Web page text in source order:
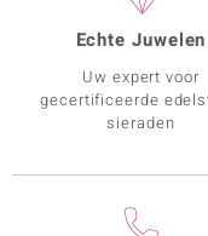
Echte Juwelen
Uw expert voor
gecertificeerde
sieraden